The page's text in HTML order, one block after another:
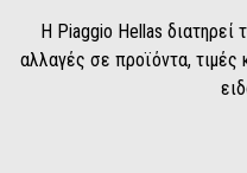
Η Piaggio Hellas διατηρεί
αλλαγές σε προϊόντα, τιμές